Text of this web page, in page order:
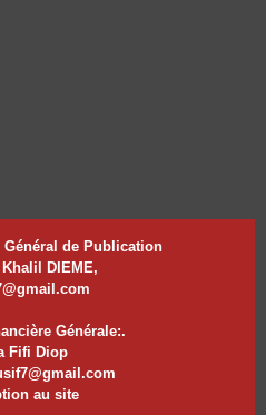
Général de Publication
Khalil DIEME,
Générale:.
Fifi Diop
au site